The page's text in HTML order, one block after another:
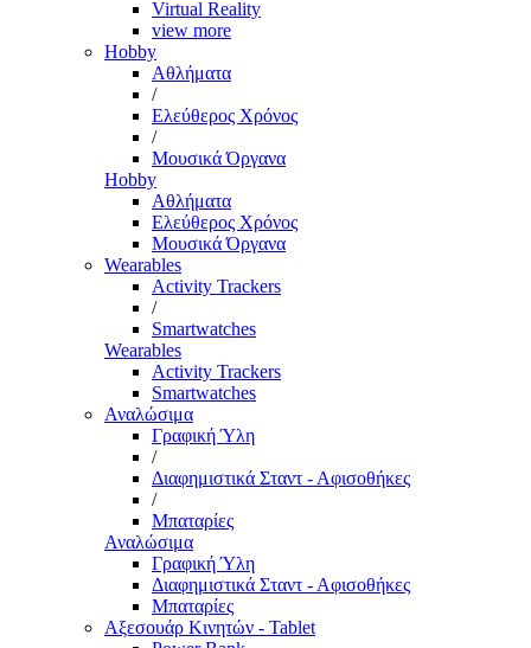
Virtual Reality
view more
Hobby
Αθλήματα
/
Ελεύθερος Χρόνος
/
Μουσικά Όργανα
Hobby
Αθλήματα
Ελεύθερος Χρόνος
Μουσικά Όργανα
Wearables
Activity Trackers
/
Smartwatches
Wearables
Activity Trackers
Smartwatches
Αναλώσιμα
Γραφική Ύλη
/
Διαφημιστικά Σταντ - Αφισοθήκες
/
Μπαταρίες
Αναλώσιμα
Γραφική Ύλη
Διαφημιστικά Σταντ - Αφισοθήκες
Μπαταρίες
Αξεσουάρ Κινητών - Tablet